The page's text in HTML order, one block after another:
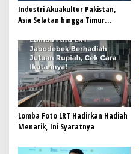
Industri Akuakultur Pakistan,
Asia Selatan hingga Timur
Terlengkap dari Indonesia
Lomba Foto LRT Hadirkan Hadiah
Menarik, Ini Syaratnya